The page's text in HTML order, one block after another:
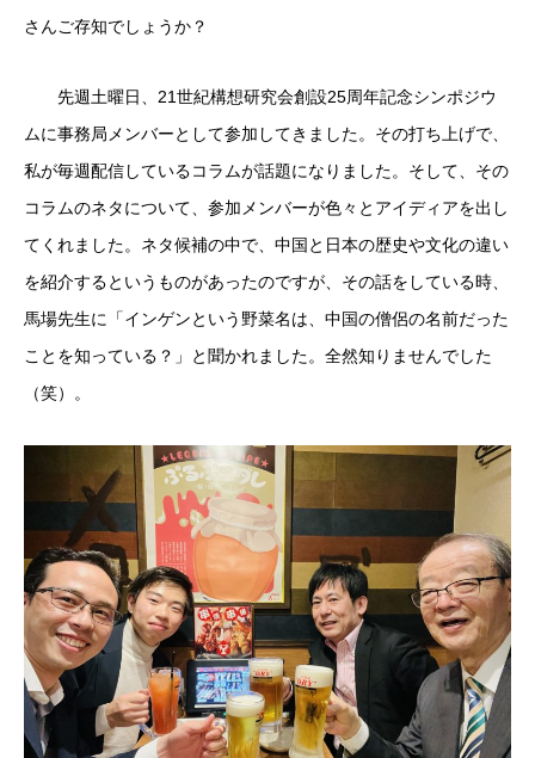
さんご存知でしょうか？
先週土曜日、21世紀構想研究会創設25周年記念シンポジウ
ムに事務局メンバーとして参加してきました。その打ち上げで、
私が毎週配信しているコラムが話題になりました。そして、その
コラムのネタについて、参加メンバーが色々とアイディアを出し
てくれました。ネタ候補の中で、中国と日本の歴史や文化の違い
を紹介するというものがあったのですが、その話をしている時、
馬場先生に「インゲンという野菜名は、中国の僧侶の名前だった
ことを知っている？」と聞かれました。全然知りませんでした
（笑）。